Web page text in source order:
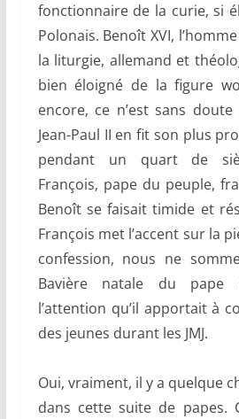
fonctionnaire de la curie, si
Polonais. Benoît XVI,
la liturgie, allemand et
bien éloigné de la figure
encore, ce n’est sans
Jean-Paul II en fit son plus
pendant un quart de
François, pape du peuple,
Benoît se faisait timide et
François met l’accent sur la
confession, nous ne
Bavière natale du pape
l’attention qu’il apportait à
des jeunes durant les JMJ.
Oui, vraiment, il y a quelque
dans cette suite de papes.